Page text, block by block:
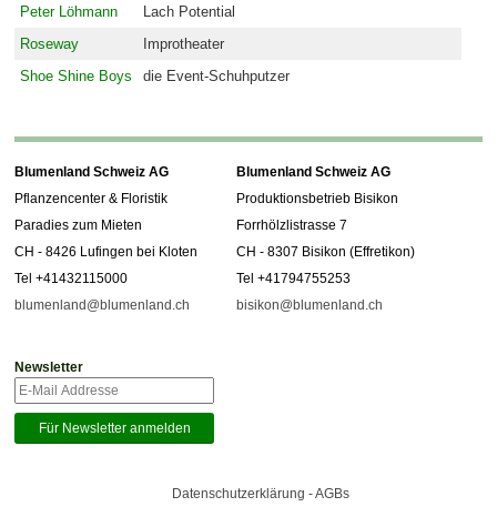
Peter Löhmann
Lach Potential
Roseway
Improtheater
Shoe Shine Boys
die Event-Schuhputzer
Blumenland Schweiz AG
Pflanzencenter & Floristik
Paradies zum Mieten
CH - 8426 Lufingen bei Kloten
Tel +41432115000
blumenland@blumenland.ch
Blumenland Schweiz AG
Produktionsbetrieb Bisikon
Forrhölzlistrasse 7
CH - 8307 Bisikon (Effretikon)
Tel +41794755253
bisikon@blumenland.ch
Newsletter
Datenschutzerklärung - AGBs